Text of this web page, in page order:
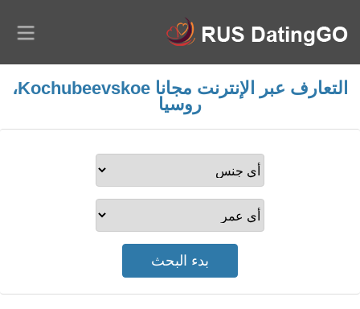
التعارف عبر الإنترنت مجانا Kochubeevskoe،
روسيا